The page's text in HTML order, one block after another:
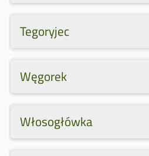
Tegoryjec
Węgorek
Włosogłówka